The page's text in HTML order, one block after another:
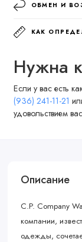
ОБМЕН И
КАК
Нужна
Если у вас есть
(936) 241-11-21
удовольствием
Описание
C.P. Company
компании,
одежды,